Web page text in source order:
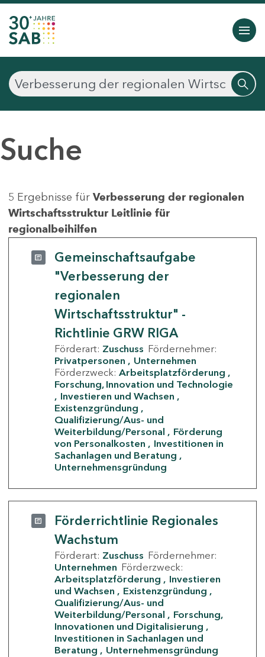
Suche
5 Ergebnisse für Verbesserung der regionalen
Wirtschaftsstruktur Leitlinie für
regionalbeihilfen
Gemeinschaftsaufgabe
"Verbesserung der
regionalen
Wirtschaftsstruktur" -
Richtlinie GRW RIGA
Förderart: Zuschuss Fördernehmer:
Privatpersonen
Unternehmen
Förderzweck: Arbeitsplatzförderung
Forschung, Innovation und Technologie
Investieren und Wachsen
Existenzgründung
Qualifizierung/Aus- und
Weiterbildung/Personal
Förderung
von Personalkosten
Investitionen in
Sachanlagen und Beratung
Unternehmensgründung
Förderrichtlinie Regionales
Wachstum
Förderart: Zuschuss Fördernehmer:
Unternehmen Förderzweck:
Arbeitsplatzförderung
Investieren
und Wachsen
Existenzgründung
Qualifizierung/Aus- und
Weiterbildung/Personal
Forschung,
Innovationen und Digitalisierung
Investitionen in Sachanlagen und
Beratung
Unternehmensgründung